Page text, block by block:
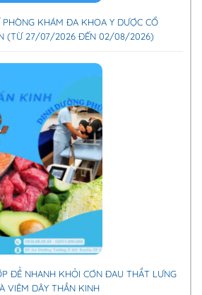
PHÒNG KHÁM ĐA KHOA Y DƯỢC CỔ
(TỪ 27/07/2026 ĐẾN 02/08/2026)
ĐỂ NHANH KHỎI CƠN ĐAU THẮT LƯNG
VIÊM DÂY THẦN KINH